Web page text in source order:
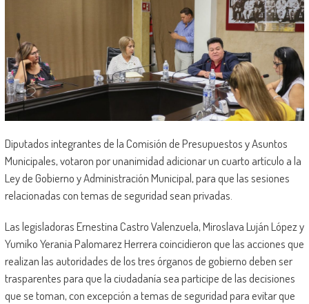
Diputados integrantes de la Comisión de Presupuestos y Asuntos
Municipales, votaron por unanimidad adicionar un cuarto artículo a la
Ley de Gobierno y Administración Municipal, para que las sesiones
relacionadas con temas de seguridad sean privadas.
Las legisladoras Ernestina Castro Valenzuela, Miroslava Luján López y
Yumiko Yerania Palomarez Herrera coincidieron que las acciones que
realizan las autoridades de los tres órganos de gobierno deben ser
trasparentes para que la ciudadanía sea participe de las decisiones
que se toman, con excepción a temas de seguridad para evitar que